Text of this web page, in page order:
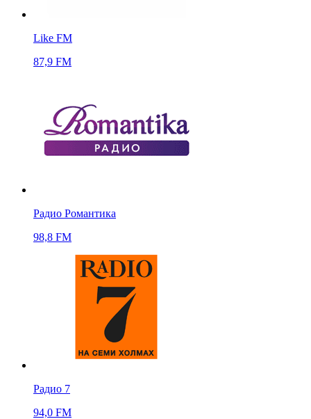
Like FM
87,9 FM
Радио Романтика
98,8 FM
Радио 7
94,0 FM